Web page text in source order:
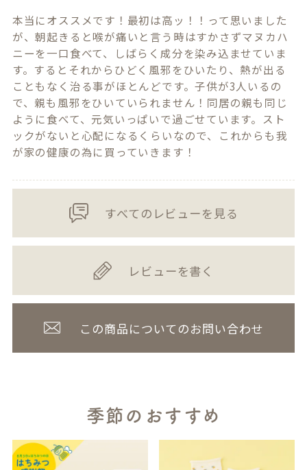
本当にオススメです！最初は高ッ！！って思いました
が、朝起きると喉が痛いと言う時はすかさずマヌカハ
ニーを一口食べて、しばらく成分を染み込ませていま
す。するとそれからひどく風邪をひいたり、熱が出る
こともなく治る事がほとんどです。子供が3人いるの
で、親も風邪をひいていられません！同居の親も同じ
ように食べて、元気いっぱいで過ごせています。スト
ックがないと心配になるくらいなので、これからも我
が家の健康の為に買っていきます！
すべてのレビューを見る
レビューを書く
この商品についてのお問い合わせ
季節のおすすめ